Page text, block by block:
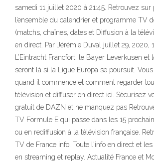
samedi 11 juillet 2020 à 21:45. Retrouvez sur
l’ensemble du calendrier et programme TV
(matchs, chaînes, dates et Diffusion à la
en direct. Par Jérémie Duval juillet 29, 2020,
L’Eintracht Francfort, le Bayer Leverkusen
seront là si la Ligue Europa se poursuit.
quand il commence et comment regarder
télévision et diffuser en direct ici. Sécurisez
gratuit de DAZN et ne manquez pas
TV Formule E qui passe dans les 15
ou en rediffusion à la télévision française.
TV de France info. Toute l'info en direct et
en streaming et replay. Actualité France et